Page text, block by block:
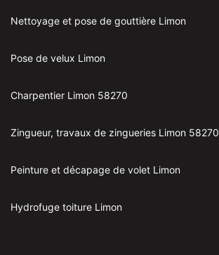
Nettoyage et pose de gouttière Limon
Pose de velux Limon
Charpentier Limon 58270
Zingueur, travaux de zingueries Limon 58270
Peinture et décapage de volet Limon
Hydrofuge toiture Limon